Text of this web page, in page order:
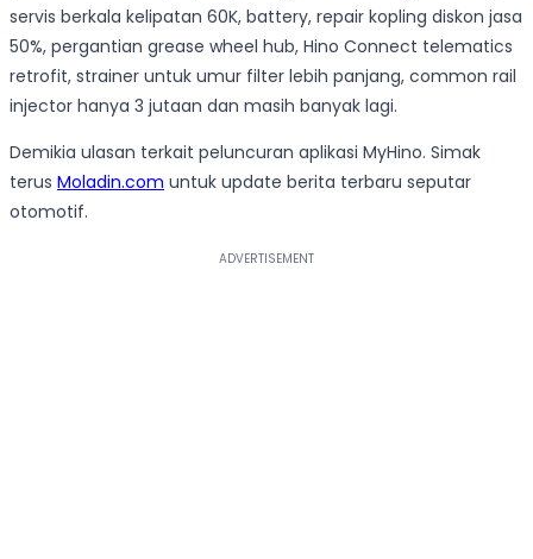
servis berkala kelipatan 60K, battery, repair kopling diskon jasa
50%, pergantian grease wheel hub, Hino Connect telematics
retrofit, strainer untuk umur filter lebih panjang, common rail
injector hanya 3 jutaan dan masih banyak lagi.
Demikia ulasan terkait peluncuran aplikasi MyHino. Simak
terus Moladin.com untuk update berita terbaru seputar
otomotif.